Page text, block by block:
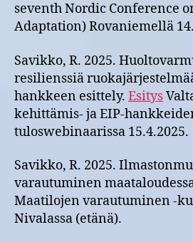
seventh Nordic Conference
Adaptation) Rovaniemellä
Savikko, R. 2025.
resilienssiä
hankkeen esittely. Esitys
kehittämis- ja EIP-
tuloswebinaarissa 15.4.2025.
Savikko, R. 2025.
varautuminen
Maatilojen varautuminen -
Nivalassa (etänä).